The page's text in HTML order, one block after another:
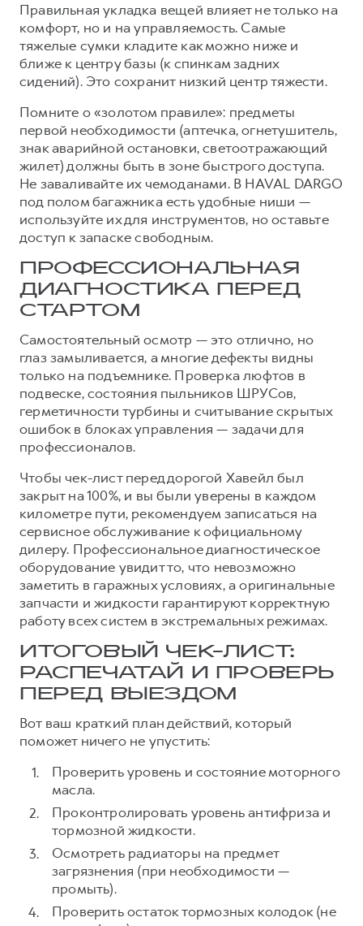
Правильная укладка вещей влияет не только на
комфорт, но и на управляемость. Самые
тяжелые сумки кладите как можно ниже и
ближе к центру базы (к спинкам задних
сидений). Это сохранит низкий центр тяжести.
Помните о «золотом правиле»: предметы
первой необходимости (аптечка, огнетушитель,
знак аварийной остановки, светоотражающий
жилет) должны быть в зоне быстрого доступа.
Не заваливайте их чемоданами. В HAVAL DARGO
под полом багажника есть удобные ниши —
используйте их для инструментов, но оставьте
доступ к запаске свободным.
ПРОФЕССИОНАЛЬНАЯ
ДИАГНОСТИКА ПЕРЕД
СТАРТОМ
Самостоятельный осмотр — это отлично, но
глаз замыливается, а многие дефекты видны
только на подъемнике. Проверка люфтов в
подвеске, состояния пыльников ШРУСов,
герметичности турбины и считывание скрытых
ошибок в блоках управления — задачи для
профессионалов.
Чтобы чек-лист перед дорогой Хавейл был
закрыт на 100%, и вы были уверены в каждом
километре пути, рекомендуем записаться на
сервисное обслуживание к официальному
дилеру. Профессиональное диагностическое
оборудование увидит то, что невозможно
заметить в гаражных условиях, а оригинальные
запчасти и жидкости гарантируют корректную
работу всех систем в экстремальных режимах.
ИТОГОВЫЙ ЧЕК-ЛИСТ:
РАСПЕЧАТАЙ И ПРОВЕРЬ
ПЕРЕД ВЫЕЗДОМ
Вот ваш краткий план действий, который
поможет ничего не упустить:
Проверить уровень и состояние моторного
масла.
Проконтролировать уровень антифриза и
тормозной жидкости.
Осмотреть радиаторы на предмет
загрязнения (при необходимости —
промыть).
Проверить остаток тормозных колодок (не